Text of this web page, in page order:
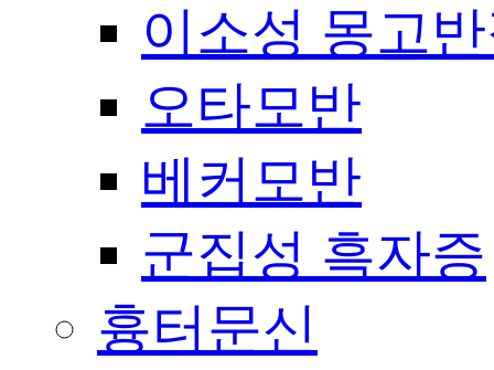
이소성 몽고
오타모반
베커모반
군집성 흑자증
흉터문신